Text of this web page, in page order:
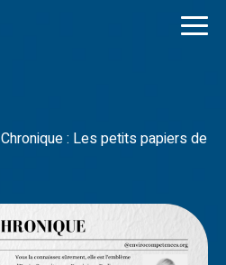
Chronique : Les petits papiers de